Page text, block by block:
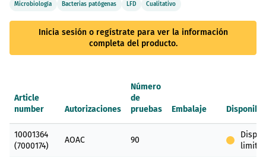
Microbiología Bacterias patógenas LFD Cualitativo
Inicia sesión o regístrate para ver la información
completa del producto.
de
artículos
Article
number
Autorizaciones
Número
de
pruebas
Embalaje Disponible
10001364
(7000174)
AOAC 90